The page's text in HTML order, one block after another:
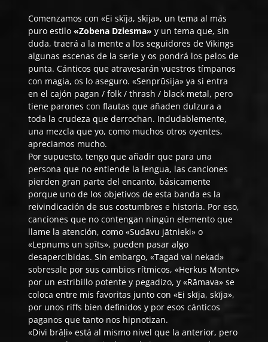
Comenzamos con «Ei skīja, skīja», un tema al más
puro estilo«Zobena Dziesma» y un tema que, sin
duda, traerá a la mente a los seguidores de Vikings
algunas escenas de la serie y os pondrá los pelos de
punta. Cánticos que atravesarán vuestros tímpanos
con magia, os lo aseguro. «Senprūsija» ya si entra
en el cajón pagan / folk / thrash / black metal, pero
tiene parones con flautas que añaden dulzura a
toda la crudeza que derrochan. Indudablemente,
una mezcla que yo, como muchos otros oyentes,
apreciamos mucho.
Por supuesto, tengo que añadir que para una
persona que no entiende la lengua, las canciones
pierden gran parte del encanto, básicamente
porque uno de los objetivos de esta banda es la
reivindicación de sus costumbres e historia. Por eso,
canciones que no contengan ningún elemento que
llame la atención, como «Sudāvu jātnieki» o
«Lepnums un spīts», pueden pasar algo
desapercibidas. Sin embargo, «Tagad vai nekad»
sobresale por sus cambios rítmicos, «Herkus Monte»
por un estribillo potente y pegadizo, y «Rāmava» se
coloca entre mis favoritas junto con «Ei skīja, skīja»,
por unos riffs bien definidos y por esos cánticos
paganos que tanto nos hipnotizan.
«Divi brāļi» está al mismo nivel que la anterior, pero